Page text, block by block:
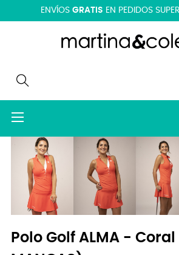
ENVÍOS GRATIS EN PEDIDOS
Navegación
palanca
☰
Polo Golf ALMA - Coral